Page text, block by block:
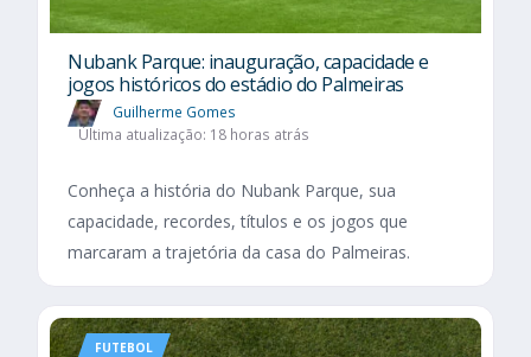
Nubank Parque: inauguração, capacidade e
jogos históricos do estádio do Palmeiras
Guilherme Gomes
Última atualização: 18 horas atrás
Conheça a história do Nubank Parque, sua
capacidade, recordes, títulos e os jogos que
marcaram a trajetória da casa do Palmeiras.
FUTEBOL